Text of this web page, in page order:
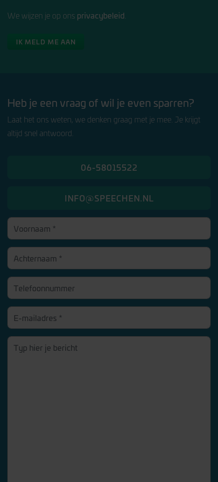
We wijzen je op ons privacybeleid
IK MELD ME AAN
Heb je een vraag of wil je even sparren?
Laat het ons weten, we denken graag met je mee. Je krijgt
altijd snel antwoord.
06-58015522
INFO@SPEECHEN.NL